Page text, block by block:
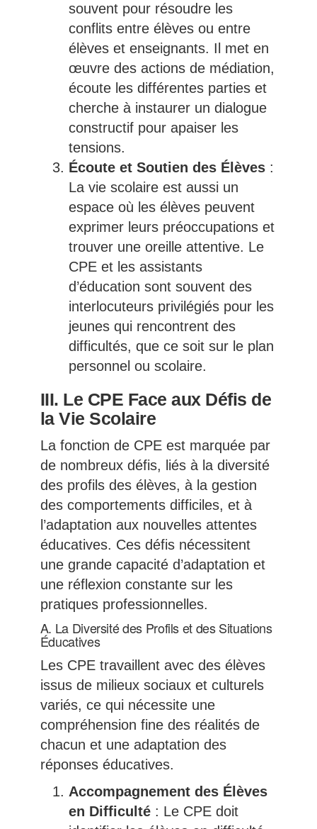
souvent pour résoudre les
conflits entre élèves ou entre
élèves et enseignants. Il met en
œuvre des actions de médiation,
écoute les différentes parties et
cherche à instaurer un dialogue
constructif pour apaiser les
tensions.
Écoute et Soutien des Élèves:
La vie scolaire est aussi un
espace où les élèves peuvent
exprimer leurs préoccupations et
trouver une oreille attentive. Le
CPE et les assistants
d’éducation sont souvent des
interlocuteurs privilégiés pour les
jeunes qui rencontrent des
difficultés, que ce soit sur le plan
personnel ou scolaire.
III. Le CPE Face aux Défis de
la Vie Scolaire
La fonction de CPE est marquée par
de nombreux défis, liés à la diversité
des profils des élèves, à la gestion
des comportements difficiles, et à
l’adaptation aux nouvelles attentes
éducatives. Ces défis nécessitent
une grande capacité d’adaptation et
une réflexion constante sur les
pratiques professionnelles.
A. La Diversité des Profils et des Situations
Éducatives
Les CPE travaillent avec des élèves
issus de milieux sociaux et culturels
variés, ce qui nécessite une
compréhension fine des réalités de
chacun et une adaptation des
réponses éducatives.
Accompagnement des Élèves
en Difficulté: Le CPE doit